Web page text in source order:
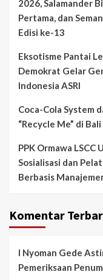
2026, Salamander
Pertama, dan
Edisi ke-13
Eksotisme Pantai
Demokrat Gelar
Indonesia ASRI
Coca-Cola System
“Recycle Me” di Bali
PPK Ormawa
Sosialisasi dan
Berbasis
Komentar
I Nyoman Gede
Pemeriksaan